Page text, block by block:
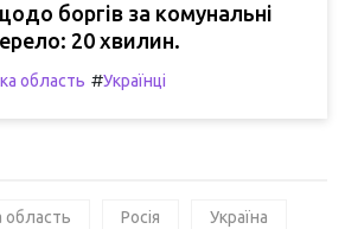
боргів за комунальні
20 хвилин.
область #Українці
область Росія Україна